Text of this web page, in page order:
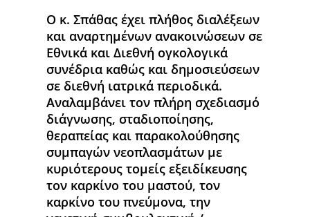
Ο κ. Σπάθας έχει πλήθος διαλέξεων
και αναρτημένων ανακοινώσεων σε
Εθνικά και Διεθνή ογκολογικά
συνέδρια καθώς και δημοσιεύσεων
σε διεθνή ιατρικά περιοδικά.
Αναλαμβάνει τον πλήρη σχεδιασμό
διάγνωσης, σταδιοποίησης,
θεραπείας και παρακολούθησης
συμπαγών νεοπλασμάτων με
κυριότερους τομείς εξειδίκευσης
τον καρκίνο του μαστού, τον
καρκίνο του πνεύμονα, την